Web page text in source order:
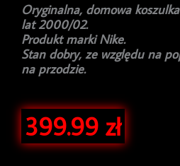
Oryginalna, domowa
lat 2000/02.
Produkt marki Nike.
Stan dobry, ze względu na
na przodzie.
399.99 zł